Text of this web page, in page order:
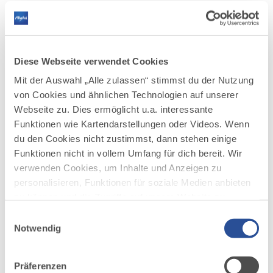
Diese Webseite verwendet Cookies
Mit der Auswahl „Alle zulassen“ stimmst du der Nutzung
von Cookies und ähnlichen Technologien auf unserer
Webseite zu. Dies ermöglicht u.a. interessante
Funktionen wie Kartendarstellungen oder Videos. Wenn
du den Cookies nicht zustimmst, dann stehen einige
Funktionen nicht in vollem Umfang für dich bereit. Wir
verwenden Cookies, um Inhalte und Anzeigen zu
personalisieren, Funktionen für soziale Medien anbieten
deiner Verwendung unserer Website an unsere Partner
möglicherweise mit weiteren Daten zusammen, die du
Notwendig
Präferenzen
DAZU PASSEND
Ähnliche
Veranstaltungen
MARKT
1
Isnyer Wochenmarkt ©
Uhr findet man auf dem Isnyer Wochenmarkt alles,
mehr